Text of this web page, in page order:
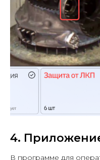
4.
В программе для